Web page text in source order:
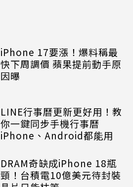
iPhone 17要漲！爆料稱最
快下周調價 蘋果提前動手原
因曝
LINE行事曆更新更好用！教
你一鍵同步手機行事曆
iPhone、Android都能用
DRAM奇缺成iPhone 18瓶
頸！台積電10億美元待封裝